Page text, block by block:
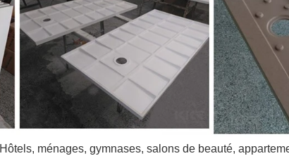
Hôtels, ménages, gymnases, salons de beauté,